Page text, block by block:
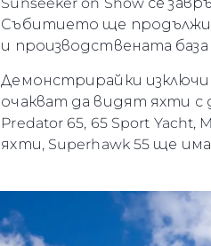
Sunseeker on Show се
Събитието ще продължи
и производствената база
Демонстрирайки
очакват да видят яхти с
Predator 65, 65 Sport
яхти, Superhawk 55 ще